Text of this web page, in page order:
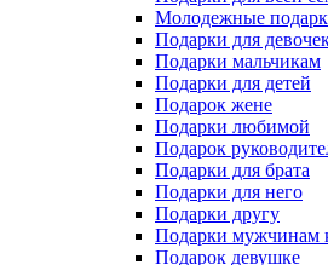
Молодежные
Подарки для
Подарки мальчикам
Подарки для детей
Подарок жене
Подарки любимой
Подарок
Подарки для брата
Подарки для него
Подарки другу
Подарки мужчинам
Подарок девушке